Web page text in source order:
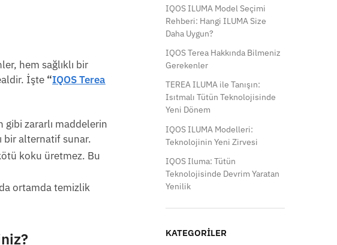
hem sağlıklı bir
İşte “IQOS Terea
gibi zararlı maddelerin
bir alternatif sunar.
koku üretmez. Bu
ortamda temizlik
IQOS ILUMA Model Seçimi
Rehberi: Hangi ILUMA Size
Daha Uygun?
IQOS Terea Hakkında Bilmeniz
Gerekenler
TEREA ILUMA ile Tanışın:
Isıtmalı Tütün Teknolojisinde
Yeni Dönem
IQOS ILUMA Modelleri:
Teknolojinin Yeni Zirvesi
IQOS Iluma: Tütün
Teknolojisinde Devrim Yaratan
Yenilik
KATEGORILER